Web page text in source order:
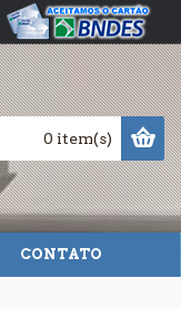
0 item(s)
CONTATO